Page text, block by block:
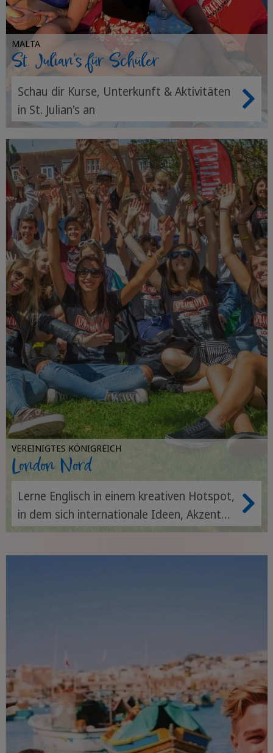
MALTA
St. Julian's für Schüler
Schau dir Kurse, Unterkunft & Aktivitäten
in St. Julian's an
VEREINIGTES KÖNIGREICH
London Nord
Lerne Englisch in einem kreativen Hotspot,
in dem sich internationale Ideen, Akzente
und Kulturen direkt auf dem Campus